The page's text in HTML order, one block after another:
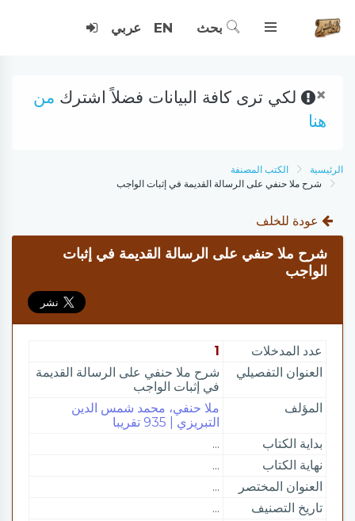
بحث EN عربي
× لكي ترى كافة البيانات فضلاً اشترك من
هنا
الرئيسية
الكتب المصنفة
شرح ملا حنفي على الرسالة القديمة في إثبات الواجب
عودة للخلف
شرح ملا حنفي على الرسالة القديمة في إثبات
الواجب
عدد المدخلات
1
العنوان التفصيلي
شرح ملا حنفي على الرسالة القديمة
في إثبات الواجب
المؤلف
ملا حنفي، محمد شمس الدين
التبريزي | 935 تقريبا
بداية الكتاب
...
نهاية الكتاب
...
العنوان المختصر
...
تاريخ التصنيف
...